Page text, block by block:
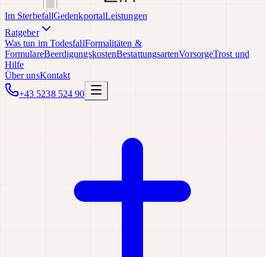
Im SterbefallGedenkportalLeistungen
Ratgeber
Was tun im TodesfallFormalitäten &
FormulareBeerdigungskostenBestattungsartenVorsorgeTrost und
Hilfe
Über unsKontakt
+43 5238 524 90